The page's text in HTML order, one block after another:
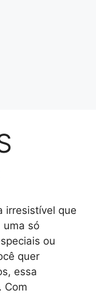
irresistível que
uma só
ou
quer
essa
Com